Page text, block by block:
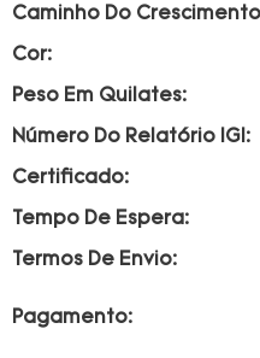
Caminho Do
Cor:
Peso Em Quilates:
Número Do Relatório IGI:
Certificado:
Tempo De Espera:
Termos De Envio:
Pagamento: